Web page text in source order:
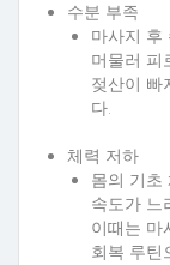
수분 부족
마사지 후
머물러 피
젖산이 빠
다.
체력 저하
몸의 기초
속도가 느
이때는 마
회복 루틴